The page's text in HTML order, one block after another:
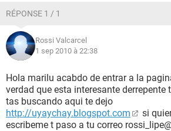
RÉPONSE 1 / 1
Rossi Valcarcel
1 sep 2010 à 22:38
Hola marilu acabdo de entrar a la
verdad que esta interesante derrepente
tas buscando aqui te dejo
http://uyaychay.blogspot.com
si
escribeme t paso a tu correo